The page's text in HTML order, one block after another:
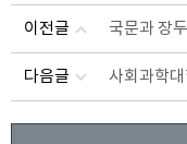
이전글 국문과 장
다음글 사회과학